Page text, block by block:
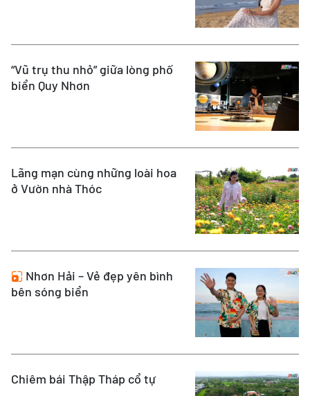
“Vũ trụ thu nhỏ” giữa lòng phố
biển Quy Nhơn
Lãng mạn cùng những loài hoa
ở Vườn nhà Thóc
Nhơn Hải – Vẻ đẹp yên bình
bên sóng biển
Chiêm bái Thập Tháp cổ tự